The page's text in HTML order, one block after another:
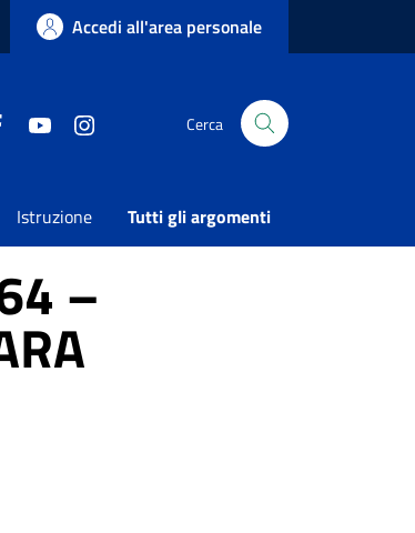
Accedi all'area personale
FacebookYoutube Cerca
Istruzione Tutti gli argomenti
–